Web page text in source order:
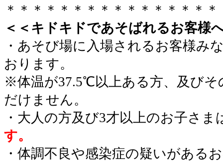
＊＊＊＊＊＊＊＊＊＊＊＊＊＊＊＊
＜＜キドキドであそばれるお客様
・あそび場に入場されるお客様み
おります。
※体温が37.5℃以上ある方、及びそ
だけません。
・大人の方及び3才以上のお子さま
す。
・体調不良や感染症の疑いがある